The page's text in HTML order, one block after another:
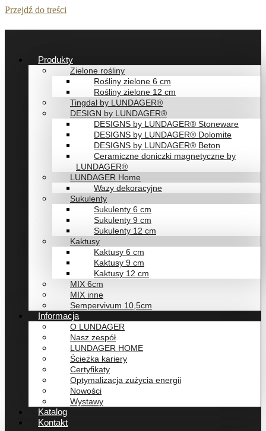
Przejdź do treści
Produkty
Zielone rośliny
Rośliny zielone 6 cm
Rośliny zielone 12 cm
Tingdal by LUNDAGER®
DESIGN by LUNDAGER®
DESIGNS by LUNDAGER® Stoneware
DESIGNS by LUNDAGER® Dolomite
DESIGNS by LUNDAGER® Beton
Ceramiczne doniczki magnetyczne by
LUNDAGER®
LUNDAGER Home
Wazy dekoracyjne
Sukulenty
Sukulenty 6 cm
Sukulenty 9 cm
Sukulenty 12 cm
Kaktusy
Kaktusy 6 cm
Kaktusy 9 cm
Kaktusy 12 cm
MIX 6cm
MIX inne
Sempervivum 10,5cm
Informacja
O LUNDAGER
Nasz zespół
LUNDAGER HOME
Ścieżka kariery
Certyfikaty
Optymalizacja zużycia energii
Nowości
Wystawy
Katalog
Kontakt